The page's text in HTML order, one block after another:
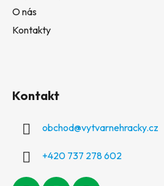
O nás
Kontakty
Kontakt
obchod@vytvarnehracky.cz
+420 737 278 602